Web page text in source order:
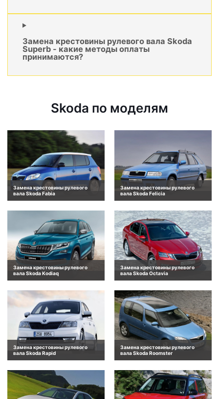
Замена крестовины рулевого вала Skoda
Superb - какие методы оплаты
принимаются?
Skoda по моделям
Замена крестовины рулевого
вала Skoda Fabia
Замена крестовины рулевого
вала Skoda Felicia
Замена крестовины рулевого
вала Skoda Kodiaq
Замена крестовины рулевого
вала Skoda Octavia
Замена крестовины рулевого
вала Skoda Rapid
Замена крестовины рулевого
вала Skoda Roomster